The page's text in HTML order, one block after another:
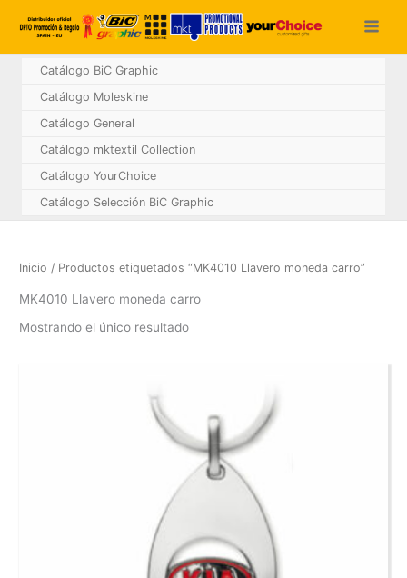
Catálogo BiC Graphic
Catálogo Moleskine
Catálogo General
Catálogo mktextil Collection
Catálogo YourChoice
Catálogo Selección BiC Graphic
Inicio / Productos etiquetados “MK4010 Llavero moneda carro”
MK4010 Llavero moneda carro
Mostrando el único resultado